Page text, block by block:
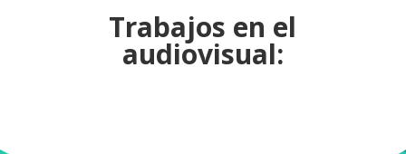
Trabajos en el
audiovisual: